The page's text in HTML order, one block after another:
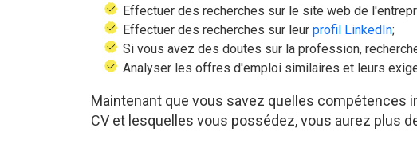
Effectuer des recherches sur le site web de
Effectuer des recherches sur leur profil LinkedIn;
Si vous avez des doutes sur la profession,
Analyser les offres d'emploi similaires et leurs
Maintenant que vous savez quelles compétences
CV et lesquelles vous possédez, vous aurez plus